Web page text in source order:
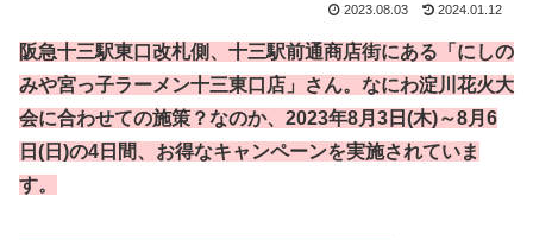
2023.08.03 2024.01.12
阪急十三駅東口改札側、十三駅前通商店街にある「にしの
みや宮っ子ラーメン十三東口店」さん。なにわ淀川花火大
会に合わせての施策？なのか、2023年8月3日(木)～8月6
日(日)の4日間、お得なキャンペーンを実施されていま
す。